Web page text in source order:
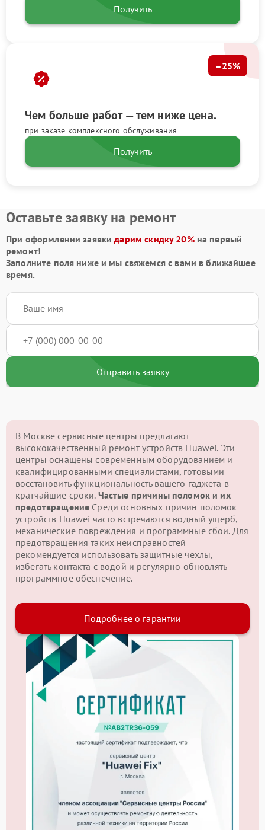
Получить
Чем больше работ — тем ниже цена.
при заказе комплексного обслуживания
–25%
Получить
Оставьте заявку на ремонт
При оформлении заявкидарим скидку 20%на первый
ремонт!
Заполните поля ниже и мы свяжемся с вами в ближайшее
время.
Отправить заявку
В Москве сервисные центры предлагают
высококачественный ремонт устройств Huawei. Эти
центры оснащены современным оборудованием и
квалифицированными специалистами, готовыми
восстановить функциональность вашего гаджета в
кратчайшие сроки. Частые причины поломок и их
предотвращение Среди основных причин поломок
устройств Huawei часто встречаются водный ущерб,
механические повреждения и программные сбои. Для
предотвращения таких неисправностей
рекомендуется использовать защитные чехлы,
избегать контакта с водой и регулярно обновлять
программное обеспечение.
Подробнее о гарантии